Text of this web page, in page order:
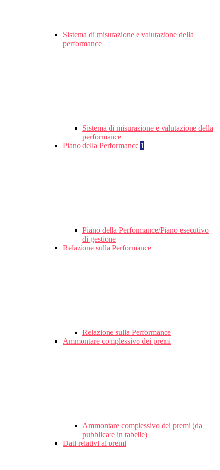
Sistema di misurazione e valutazione della
performance
Sistema di misurazione e valutazione della
performance
Piano della Performance 1
Piano della Performance/Piano esecutivo
di gestione
Relazione sulla Performance
Relazione sulla Performance
Ammontare complessivo dei premi
Ammontare complessivo dei premi (da
pubblicare in tabelle)
Dati relativi ai premi